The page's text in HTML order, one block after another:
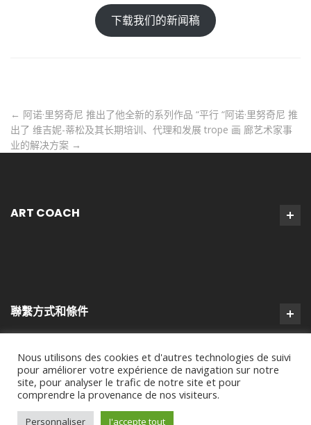
下载我们的新闻稿
← 阿诺·里努奇尼 推出了他全新的系列作品 “平行 “阿诺·里努奇尼 推
出了 维吉妮-蒂松及其长期培训、代理和发展 trope 画 廊艺术家事
业的解决方案 →
ART COACH
聯繫方式和條件
Nous utilisons des cookies et d'autres technologies de suivi
pour améliorer votre expérience de navigation sur notre
site, pour analyser le trafic de notre site et pour
comprendre la provenance de nos visiteurs.
Personnaliser J'accepte tout